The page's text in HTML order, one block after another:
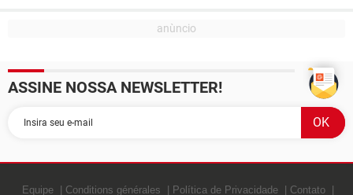
ASSINE NOSSA NEWSLETTER!
Equipe Conditions générales Política de Privacidade Contato